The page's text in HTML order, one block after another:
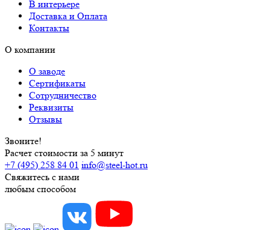
В интерьере
Доставка и Оплата
Контакты
О компании
О заводе
Сертификаты
Сотрудничество
Реквизиты
Отзывы
Звоните!
Расчет стоимости за 5 минут
+7 (495) 258 84 01 info@steel-hot.ru
Свяжитесь с нами
любым способом